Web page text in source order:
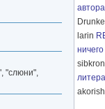
"слюни",
автора
larin
sibkron
akorish